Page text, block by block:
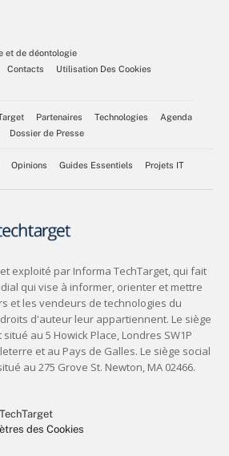
et de déontologie
Contacts
Utilisation Des Cookies
Partenaires Technologies
Agenda
Dossier de Presse
Opinions Guides Essentiels Projets IT
des Cookies